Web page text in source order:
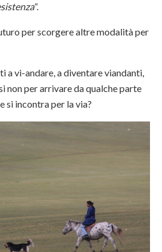
”.
per scorgere altre modalità per
a vi-andare, a diventare viandanti,
non per arrivare da qualche parte
si incontra per la via?